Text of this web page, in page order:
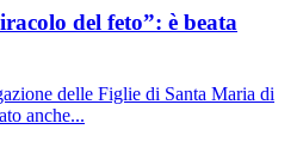
del feto”: è beata
delle Figlie di Santa Maria di
anche...